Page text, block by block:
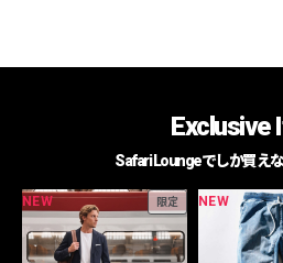
Exclusive
Safari Loungeでしか買え
NEW 限定 NEW